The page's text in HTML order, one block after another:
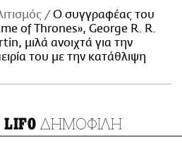
Ο συγγραφέας του
of Thrones», George R. R.
μιλά ανοιχτά για την
του με την κατάθλιψη
LIFO ΔΗΜΟΦΙΛΗ